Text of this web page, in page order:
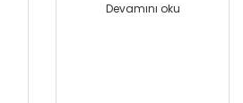
Devamını oku